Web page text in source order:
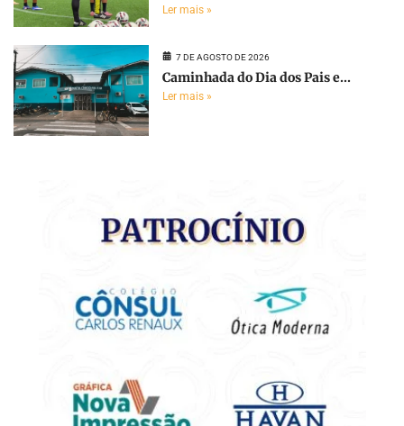
Ler mais »
7 DE AGOSTO DE 2026
Caminhada do Dia dos Pais e...
Ler mais »